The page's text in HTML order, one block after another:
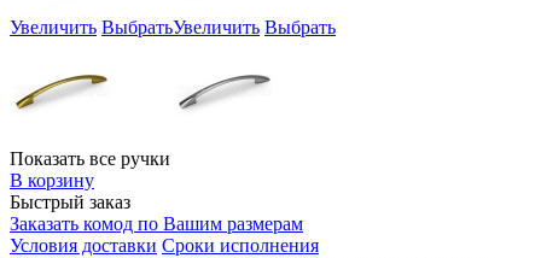
Увеличить ВыбратьУвеличить Выбрать
Показать все ручки
В корзину
Быстрый заказ
Заказать комод по Вашим размерам
Условия доставки Сроки исполнения